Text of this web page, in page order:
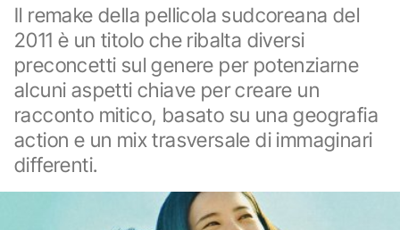
Il remake della pellicola sudcoreana del
2011 è un titolo che ribalta diversi
preconcetti sul genere per potenziarne
alcuni aspetti chiave per creare un
racconto mitico, basato su una geografia
action e un mix trasversale di immaginari
differenti.